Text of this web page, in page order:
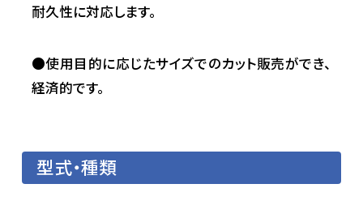
耐久性に対応します。
●使用目的に応じたサイズでのカット販売ができ、
経済的です。
型式・種類